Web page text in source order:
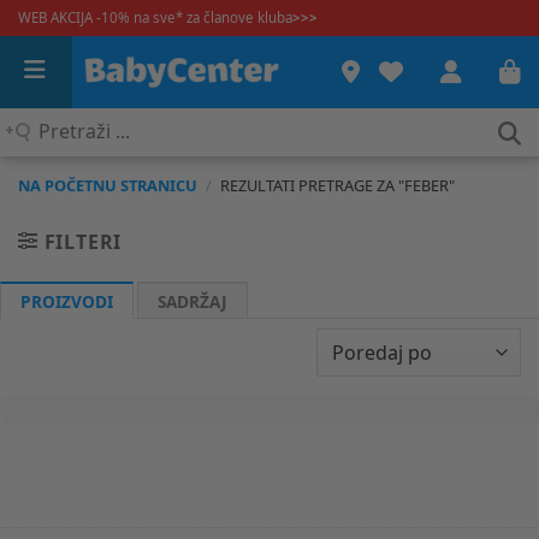
WEB AKCIJA -10% na sve* za članove kluba>>>
Pretraži
NA POČETNU STRANICU / REZULTATI PRETRAGEZA "FEBER"
FILTERI
PROIZVODI SADRŽAJ